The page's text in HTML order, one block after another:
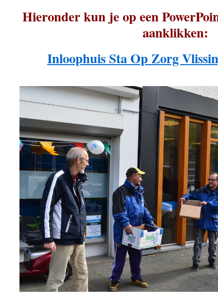
Hieronder kun je op een
aanklikken:
Inloophuis Sta Op Zorg